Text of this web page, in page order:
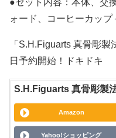
●セット内容：本体、交
ォード、コーヒーカップ
「S.H.Figuarts 真骨彫
日予約開始！ドキドキ
S.H.Figuarts 真骨彫製
Amazon
Yahoo!ショッピング